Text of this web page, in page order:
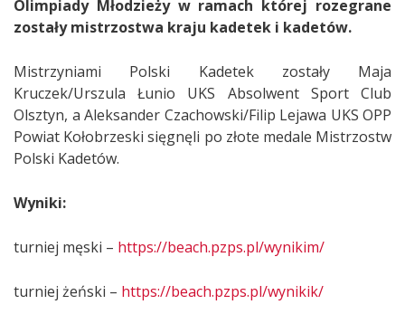
Olimpiady Młodzieży w ramach której rozegrane
zostały mistrzostwa kraju kadetek i kadetów.
Mistrzyniami Polski Kadetek zostały Maja
Kruczek/Urszula Łunio UKS Absolwent Sport Club
Olsztyn, a Aleksander Czachowski/Filip Lejawa UKS OPP
Powiat Kołobrzeski sięgnęli po złote medale Mistrzostw
Polski Kadetów.
Wyniki:
turniej męski – https://beach.pzps.pl/wynikim/
turniej żeński – https://beach.pzps.pl/wynikik/